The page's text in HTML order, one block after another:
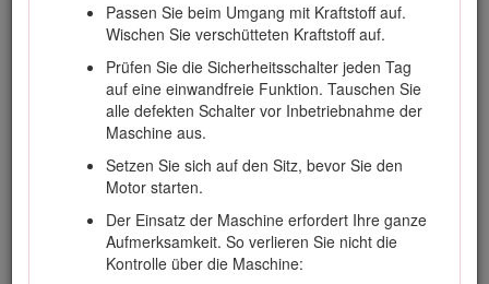
Passen Sie beim Umgang mit Kraftstoff auf.
Wischen Sie verschütteten Kraftstoff auf.
Prüfen Sie die Sicherheitsschalter jeden Tag
auf eine einwandfreie Funktion. Tauschen Sie
alle defekten Schalter vor Inbetriebnahme der
Maschine aus.
Setzen Sie sich auf den Sitz, bevor Sie den
Motor starten.
Der Einsatz der Maschine erfordert Ihre ganze
Aufmerksamkeit. So verlieren Sie nicht die
Kontrolle über die Maschine:
Berühren Sie bewegliche Teile nicht mit den
Händen oder Füßen. Bei laufendem Motor
sollten keine Einstellungsarbeiten
vorgenommen werden.
Laden Sie Batterien an einem freien, gut
belüfteten Ort, abseits von Funken und
offenem Feuer. Ziehen Sie vor dem An- oder
Abklemmen der Batterie den Netzstecker
Schutzkleidung und verwenden Sie isoliertes
Werkzeug.